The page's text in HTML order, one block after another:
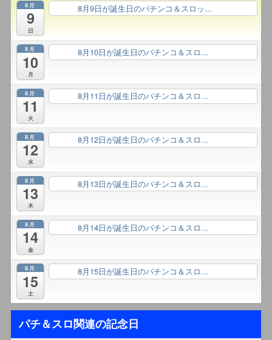
8月
9
日
8月9日が誕生日のパチンコ＆スロッ...
8月
10
月
8月10日が誕生日のパチンコ＆スロ...
8月
11
火
8月11日が誕生日のパチンコ＆スロ...
8月
12
水
8月12日が誕生日のパチンコ＆スロ...
8月
13
木
8月13日が誕生日のパチンコ＆スロ...
8月
14
金
8月14日が誕生日のパチンコ＆スロ...
8月
15
土
8月15日が誕生日のパチンコ＆スロ...
パチ＆スロ関連の記念日